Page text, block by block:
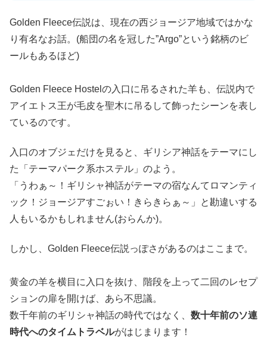
Golden Fleece伝説は、現在の西ジョージア地域ではかな
り有名なお話。(船団の名を冠した”Argo”という銘柄のビ
ールもあるほど)
Golden Fleece Hostelの入口に吊るされた羊も、伝説内で
アイエトス王が毛皮を聖木に吊るして飾ったシーンを表し
ているのです。
入口のオブジェだけを見ると、ギリシア神話をテーマにし
た「テーマパーク系ホステル」のよう。
「うわぁ～！ギリシャ神話がテーマの宿なんてロマンティ
ック！ジョージアすごぉい！きらきらぁ～」と勘違いする
人もいるかもしれません(おらんか)。
しかし、Golden Fleece伝説っぽさがあるのはここまで。
黄金の羊を横目に入口を抜け、階段を上って二回のレセプ
ションの扉を開けば、あら不思議。
数千年前のギリシャ神話の時代ではなく、 数十年前のソ連
時代へのタイムトラベルがはじまります！